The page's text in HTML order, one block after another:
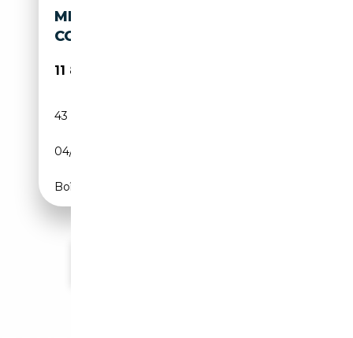
MINI ONE COUNTRYMAN MINI
COUNTRYMAN 1.6I ONE
11 850€
43 132 km
04/2016
Boîte manuelle